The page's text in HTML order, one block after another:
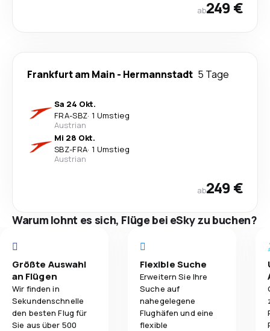
ab249 €
Frankfurt am Main - Hermannstadt 5 Tage
Sa 24 Okt.
FRA-SBZ· 1 Umstieg
Austrian
Mi 28 Okt.
SBZ-FRA· 1 Umstieg
Austrian
ab249 €
Warum lohnt es sich, Flüge bei eSky zu buchen?
Größte Auswahl
an Flügen
Wir finden in
Sekundenschnelle
den besten Flug für
Sie aus über 500
Flexible Suche
Erweitern Sie Ihre
Suche auf
nahegelegene
Flughäfen und eine
flexible